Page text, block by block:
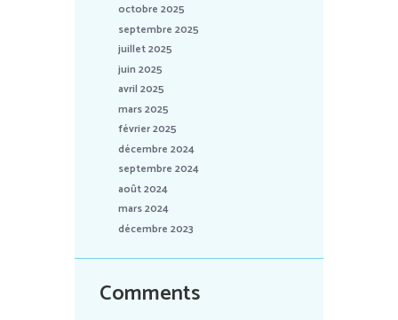
octobre 2025
septembre 2025
juillet 2025
juin 2025
avril 2025
mars 2025
février 2025
décembre 2024
septembre 2024
août 2024
mars 2024
décembre 2023
Comments